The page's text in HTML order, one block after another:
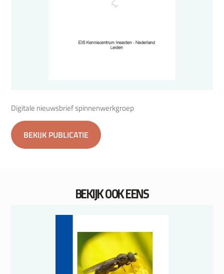
Digitale nieuwsbrief spinnenwerkgroep
BEKIJK PUBLICATIE
BEKIJK OOK EENS